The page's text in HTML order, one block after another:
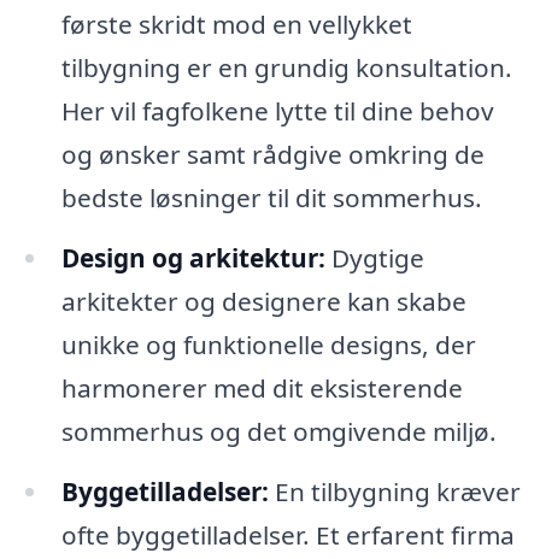
første skridt mod en vellykket
tilbygning er en grundig konsultation.
Her vil fagfolkene lytte til dine behov
og ønsker samt rådgive omkring de
bedste løsninger til dit sommerhus.
Design og arkitektur: Dygtige
arkitekter og designere kan skabe
unikke og funktionelle designs, der
harmonerer med dit eksisterende
sommerhus og det omgivende miljø.
Byggetilladelser: En tilbygning kræver
ofte byggetilladelser. Et erfarent firma